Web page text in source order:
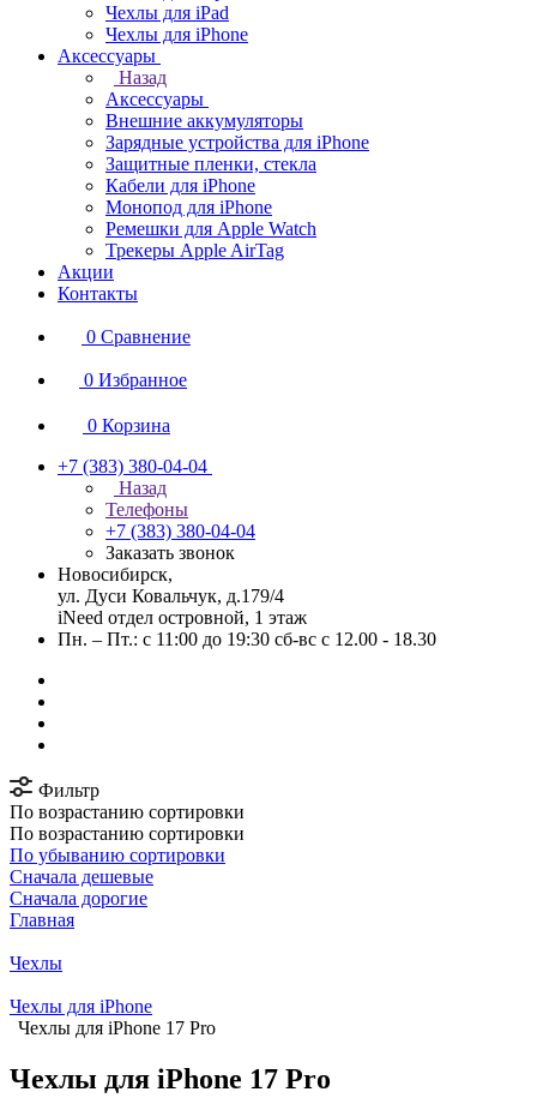
Чехлы для iPad
Чехлы для iPhone
Аксессуары
Назад
Аксессуары
Внешние аккумуляторы
Зарядные устройства для iPhone
Защитные пленки, стекла
Кабели для iPhone
Монопод для iPhone
Ремешки для Apple Watch
Трекеры Apple AirTag
Акции
Контакты
0 Сравнение
0 Избранное
0 Корзина
+7 (383) 380-04-04
Назад
Телефоны
+7 (383) 380-04-04
Заказать звонок
Новосибирск,
ул. Дуси Ковальчук, д.179/4
iNeed отдел островной, 1 этаж
Пн. – Пт.: с 11:00 до 19:30 сб-вс с 12.00 - 18.30
Фильтр
По возрастанию сортировки
По возрастанию сортировки
По убыванию сортировки
Сначала дешевые
Сначала дорогие
Главная
Чехлы
Чехлы для iPhone
Чехлы для iPhone 17 Pro
Чехлы для iPhone 17 Pro